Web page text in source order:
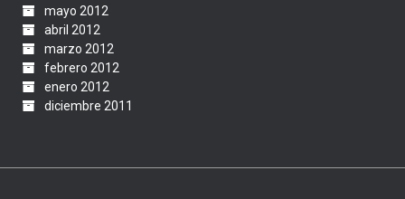
mayo 2012
abril 2012
marzo 2012
febrero 2012
enero 2012
diciembre 2011